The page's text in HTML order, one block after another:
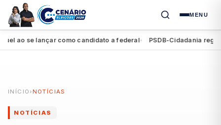
MENU
se lançar como candidato a federal● PSDB-Cidadania registra
INÍCIO › NOTÍCIAS
NOTÍCIAS